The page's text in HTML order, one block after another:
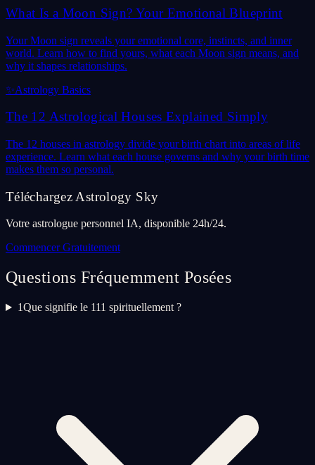
What Is a Moon Sign? Your Emotional Blueprint
Your Moon sign reveals your emotional core, instincts, and inner
world. Learn how to find yours, what each Moon sign means, and
why it shapes relationships.
✨Astrology Basics
The 12 Astrological Houses Explained Simply
The 12 houses in astrology divide your birth chart into areas of life
experience. Learn what each house governs and why your birth time
makes them so personal.
Téléchargez Astrology Sky
Votre astrologue personnel IA, disponible 24h/24.
Commencer Gratuitement
Questions Fréquemment Posées
1Que signifie le 111 spirituellement ?